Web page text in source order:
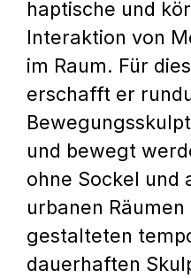
haptische und
Interaktion von
im Raum. Für
erschafft er
und bewegt
ohne Sockel und
urbanen
gestalteten
dauerhaften